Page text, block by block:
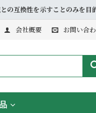
の互換性を示すことのみを目
会社概要 お問い合